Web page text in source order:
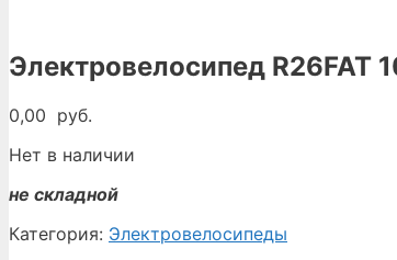
Электровелосипед R26FAT
0,00 руб.
Нет в наличии
не складной
Категория: Электровелосипеды